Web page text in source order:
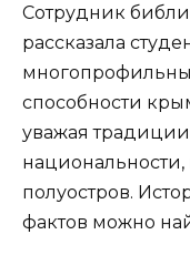
Сотрудник
рассказала
способности
уважая
полуостров.
фактов можно